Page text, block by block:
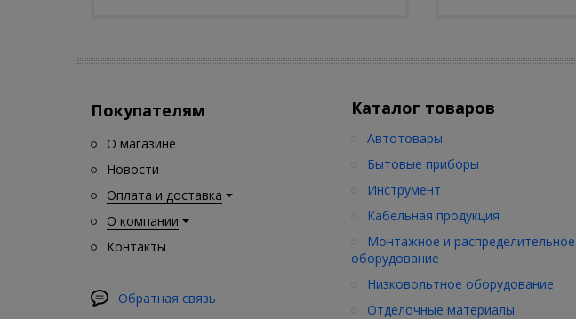
Покупателям
О магазине
Новости
Оплата и доставка
О компании
Контакты
Обратная связь
Каталог товаров
Автотовары
Бытовые приборы
Инструмент
Кабельная продукция
Монтажное и распределительное
оборудование
Низковольтное оборудование
Отделочные материалы